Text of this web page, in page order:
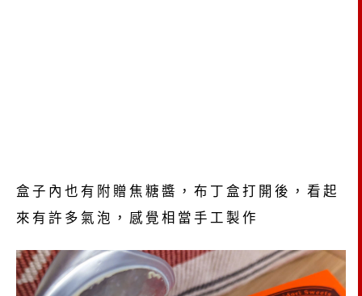
盒子內也有附贈焦糖醬，布丁盒打開後，看起
來有許多氣泡，感覺相當手工製作